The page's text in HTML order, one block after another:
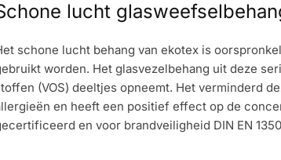
lucht
schone lucht behang van ekotex is
worden. Het glasvezelbehang uit deze
(VOS) deeltjes opneemt. Het verminderd
en heeft een positief effect op de
en voor brandveiligheid DIN EN